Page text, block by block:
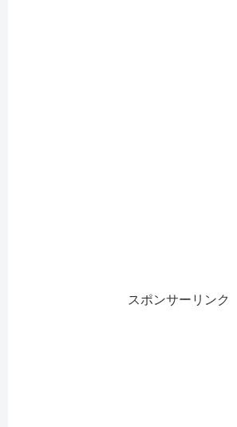
スポンサーリンク